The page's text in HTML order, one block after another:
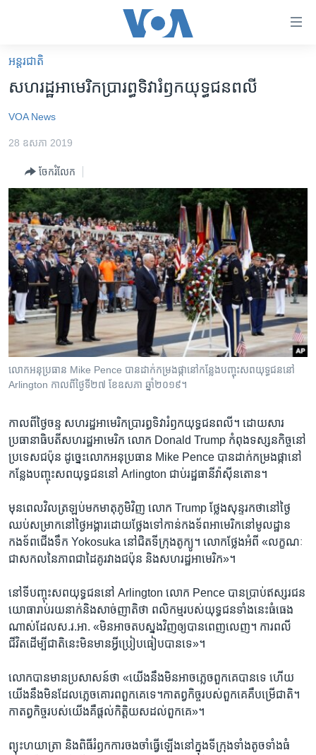
គេហទំព័រ​
ទាក់ទង
និង​
ទៅ​​
តែ​
ម្តង
រំលង​
និង​
ចូល​
ទៅ​
ទំព័រ​
រចនា
រំលង​
និង​
ចូល​
កាន់​
ទំព័រ​
ស្វែង​
រក
អន្តរជាតិ
ចិន
ហេឡូវីអូអេ
កម្ពុជាច្នៃប្រតិដ្ឋ
ព្រឹត្តិការណ៍ព័ត៌មាន
ទូរទស្សន៍ / វីដេអូ​
វិទ្យុ / ផតខាសថ៍
កម្មវិធីទាំងអស់
Khmer English
បណ្តាញ​សង្គម
ភាសា
អន្តរជាតិ
សហរដ្ឋ​អាមេរិក​ប្រារព្ធ​ទិវា​រំឭក​យុទ្ធជន​ពលី
VOA News
28 ឧសភា 2019
ចែករំលែក
លោក​អនុ​ប្រធាន ​Mike Pence​ បាន​ដាក់​កម្រង​ផ្កា​នៅ​​កន្លែង​បញ្ចុះសព​យុទ្ធជន​នៅ ​
Arlington កាលពី​ថ្ងៃទី២៧ ខែឧសភា ឆ្នាំ២០១៩។
កាលពី​ថ្ងៃចន្ទ សហរដ្ឋ​អាមេរិក​ប្រារព្ធ​ទិវា​រំឭក​យុទ្ធជន​ពលី។ ​ដោយ​សារ​
ប្រធានាធិបតី​សហ​រដ្ឋ​អាមេរិក លោក​ Donald Trump ​កំពុងទស្សនកិច្ច​នៅ​
ប្រទេស​ជប៉ុន​ ដូច្នេះ​លោក​អនុ​ប្រធាន ​Mike Pence​ បាន​ដាក់​កម្រង​ផ្កា​នៅ
កន្លែង​បញ្ចុះសព​យុទ្ធជន​នៅ ​Arlington ​ជាប់​រដ្ឋធានី​វ៉ាស៊ីនតោន។ ​
មុន​ពេល​វិល​ត្រឡប់​មក​មាតុភូមិវិញ​ ​លោក ​Trump ​ថ្លែង​សុន្ទរកថា​នៅ​ថ្ងៃ​
ឈប់​សម្រាកនៅថ្ងៃ​អង្គារដោយ​ថ្លែង​ទៅ​កាន់​កងទ័ព​អាមេរិក​នៅ​មូលដ្ឋាន​
កងទ័ព​ជើងទឹក​ Yokosuka ​នៅ​ជិត​ទីក្រុង​តូក្យូ។​ លោក​ថ្លែង​អំពី ​«លក្ខណៈ​
ជាសកល​នៃ​ភាព​ជា​ដៃគូ​រវាង​ជប៉ុន​ និង​សហ​រដ្ឋ​អាមេរិក»។​
នៅទី​បញ្ចុះ​សព​យុទ្ធជន​នៅ​ Arlington លោក​ Pence ​បាន​ប្រាប់​ឥស្សរជន​
យោធា​រាប់​រយ​នាក់​និង​សាច់ញាតិ​ថា ​ពលិកម្ម​របស់​យុទ្ធជន​ទាំងនេះ​ធំធេង​
ណាស់​ដែល​ស.រ.អា. «មិន​អាច​តប​ស្នង​វិញ​ឲ្យ​បាន​ពេញលេញ។ ​ការ​ពលី​
ជីវិត​ដើម្បី​ជាតិ​នេះ​មិន​មាន​អ្វី​ប្រៀប​ធៀប​បាន​ទេ»។ ​
លោក​បាន​មាន​ប្រសាសន៍​ថា​ «យើង​នឹង​មិន​អាច​ភ្លេច​ពួកគេ​បាន​ទេ​ ហើយ​
យើង​នឹង​មិន​ដែល​ភ្លេច​គោរព​ពួក​គេ​ទេ។កាតព្វកិច្ច​របស់ពួក​គេ​គឺ​បម្រើ​ជាតិ។ ​
កាតព្វកិច្ច​របស់​យើង​គឺ​ផ្តល់​កិត្តិយស​ដល់​ពួក​គេ»។​
ព្យុះហយាត្រា​ និង​ពិធី​រំឭក​ការ​ចងចាំ​ធ្វើ​ឡើង​នៅក្នុង​ទីក្រុង​ទាំង​តូចទាំង​ធំ​